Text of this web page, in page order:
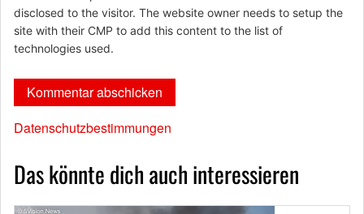
disclosed to the visitor. The website owner needs to setup the
site with their CMP to add this content to the list of
technologies used.
Datenschutzbestimmungen
Das könnte dich auch interessieren